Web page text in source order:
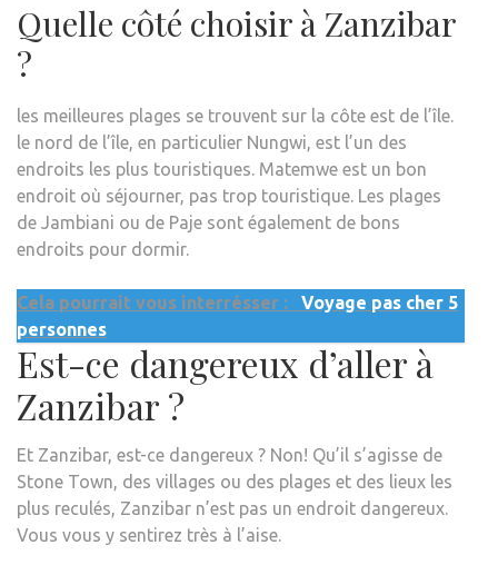
Quelle côté choisir à Zanzibar
?
les meilleures plages se trouvent sur la côte est de l’île.
le nord de l’île, en particulier Nungwi, est l’un des
endroits les plus touristiques. Matemwe est un bon
endroit où séjourner, pas trop touristique. Les plages
de Jambiani ou de Paje sont également de bons
endroits pour dormir.
Cela pourrait vous interrésser :
Voyage pas cher 5
personnes
Est-ce dangereux d’aller à
Zanzibar ?
Et Zanzibar, est-ce dangereux ? Non! Qu’il s’agisse de
Stone Town, des villages ou des plages et des lieux les
plus reculés, Zanzibar n’est pas un endroit dangereux.
Vous vous y sentirez très à l’aise.